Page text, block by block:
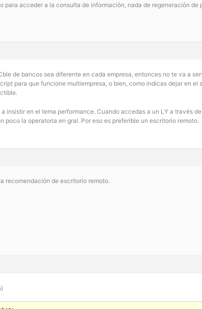
para acceder a la consulta de información, nada de regeneración de
de bancos sea diferente en cada empresa, entonces no te va a
para que funcione multiempresa, o bien, como indicas dejar en
insistir en el tema performance. Cuando accedas a un LY a través
poco la operatoria en gral. Por eso es preferible un escritorio remoto.
recomendación de escritorio remoto.